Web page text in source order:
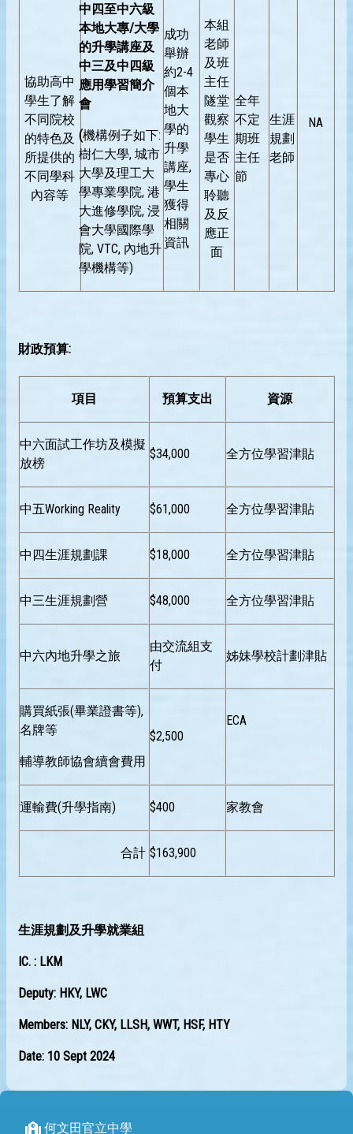
協助高中
學生了解
不同院校
的特色及
所提供的
不同學科
內容等
中四至中六級
本地大專/大學
的升學講座及
中三及中四級
應用學習簡介
會
(機構例子如下:
樹仁大學, 城市
大學及理工大
學專業學院, 港
大進修學院, 浸
會大學國際學
院, VTC, 內地升
學機構等)
成功
舉辦
約2-4
個本
地大
學的
升學
講座,
學生
獲得
相關
資訊
本組
老師
及班
主任
隧堂
觀察
學生
是否
專心
聆聽
及反
應正
面
全年
不定
期班
主任
節
生涯
規劃
老師
NA
財政預算:
項目 預算支出 資源
中六面試工作坊及模擬
放榜
$34,000 全方位學習津貼
中五Working Reality $61,000 全方位學習津貼
中四生涯規劃課 $18,000 全方位學習津貼
中三生涯規劃營 $48,000 全方位學習津貼
中六內地升學之旅
由交流組支
付
姊妹學校計劃津貼
購買紙張(畢業證書等),
名牌等
輔導教師協會續會費用
$2,500
ECA
運輸費(升學指南) $400 家教會
合計 $163,900
生涯規劃及升學就業組
IC. : LKM
Deputy: HKY, LWC
Members: NLY, CKY, LLSH, WWT, HSF, HTY
Date: 10 Sept 2024
何文田官立中學